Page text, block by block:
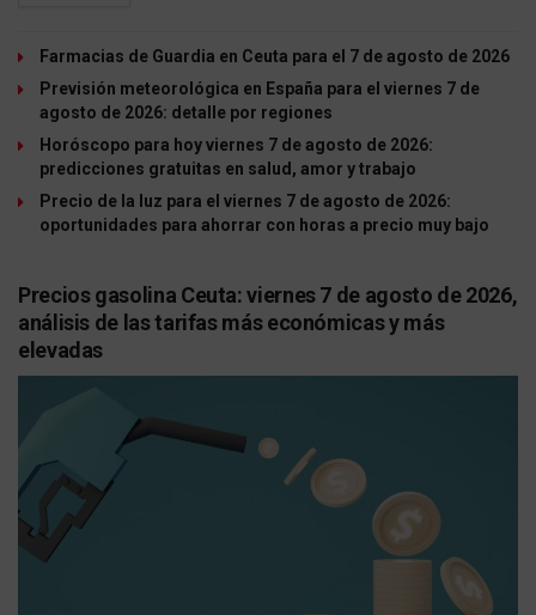
Farmacias de Guardia en Ceuta para el 7 de agosto de 2026
Previsión meteorológica en España para el viernes 7 de
agosto de 2026: detalle por regiones
Horóscopo para hoy viernes 7 de agosto de 2026:
predicciones gratuitas en salud, amor y trabajo
Precio de la luz para el viernes 7 de agosto de 2026:
oportunidades para ahorrar con horas a precio muy bajo
Precios gasolina Ceuta: viernes 7 de agosto de 2026,
análisis de las tarifas más económicas y más
elevadas